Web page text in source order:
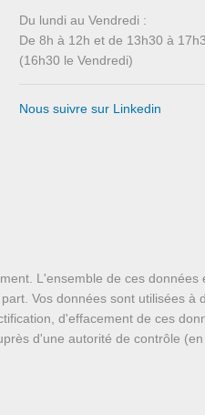
Du lundi au Vendredi :
De 8h à 12h et de 13h30 à
(16h30 le Vendredi)
Nous suivre sur Linkedin
L'ensemble de ces données
Vos données sont utilisées à
d'effacement de ces
d'une autorité de contrôle (en